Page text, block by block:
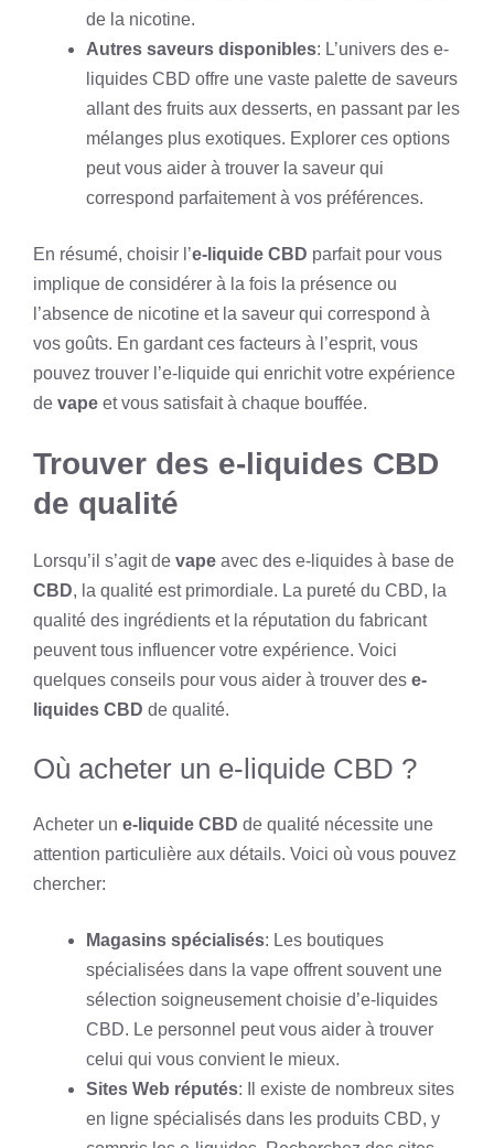
de la nicotine.
Autres saveurs disponibles: L’univers des e-
liquides CBD offre une vaste palette de saveurs
allant des fruits aux desserts, en passant par les
mélanges plus exotiques. Explorer ces options
peut vous aider à trouver la saveur qui
correspond parfaitement à vos préférences.
En résumé, choisir l’e-liquide CBD parfait pour vous
implique de considérer à la fois la présence ou
l’absence de nicotine et la saveur qui correspond à
vos goûts. En gardant ces facteurs à l’esprit, vous
pouvez trouver l’e-liquide qui enrichit votre expérience
de vape et vous satisfait à chaque bouffée.
Trouver des e-liquides CBD
de qualité
Lorsqu’il s’agit de vape avec des e-liquides à base de
CBD, la qualité est primordiale. La pureté du CBD, la
qualité des ingrédients et la réputation du fabricant
peuvent tous influencer votre expérience. Voici
quelques conseils pour vous aider à trouver des e-
liquides CBD de qualité.
Où acheter un e-liquide CBD ?
Acheter un e-liquide CBD de qualité nécessite une
attention particulière aux détails. Voici où vous pouvez
chercher:
Magasins spécialisés: Les boutiques
spécialisées dans la vape offrent souvent une
sélection soigneusement choisie d’e-liquides
CBD. Le personnel peut vous aider à trouver
celui qui vous convient le mieux.
Sites Web réputés: Il existe de nombreux sites
en ligne spécialisés dans les produits CBD, y